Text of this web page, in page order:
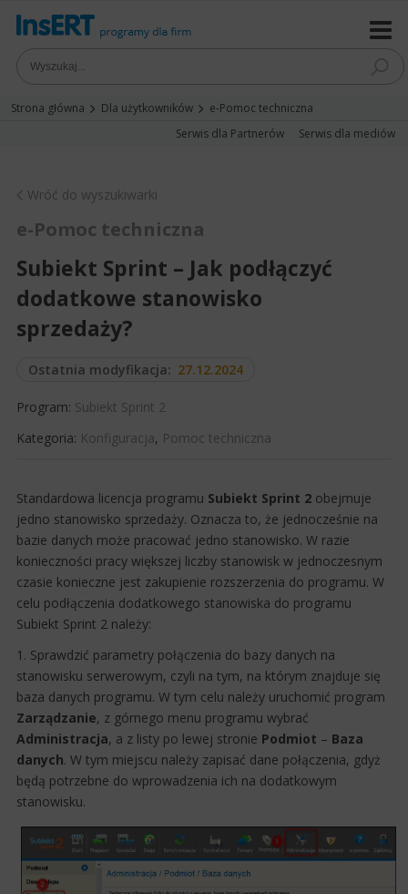
Strona główna Dla użytkowników
e-Pomoc techniczna
Serwis dla Partnerów
Serwis dla mediów
Wróć do wyszukiwarki
e-Pomoc techniczna
Subiekt Sprint – Jak podłączyć
dodatkowe stanowisko
sprzedaży?
Ostatnia modyfikacja: 27.12.2024
Program: Subiekt Sprint 2
Kategoria: Konfiguracja, Pomoc techniczna
Standardowa licencja programu Subiekt Sprint 2 obejmuje
jedno stanowisko sprzedaży. Oznacza to, że jednocześnie na
bazie danych może pracować jedno stanowisko. W razie
konieczności pracy większej liczby stanowisk w jednoczesnym
czasie konieczne jest zakupienie rozszerzenia do programu. W
celu podłączenia dodatkowego stanowiska do programu
Subiekt Sprint 2 należy:
1. Sprawdzić parametry połączenia do bazy danych na
stanowisku serwerowym, czyli na tym, na którym znajduje się
baza danych programu. W tym celu należy uruchomić program
Zarządzanie, z górnego menu programu wybrać
Administracja, a z listy po lewej stronie Podmiot – Baza
danych. W tym miejscu należy zapisać dane połączenia, gdyż
będą potrzebne do wprowadzenia ich na dodatkowym
stanowisku.